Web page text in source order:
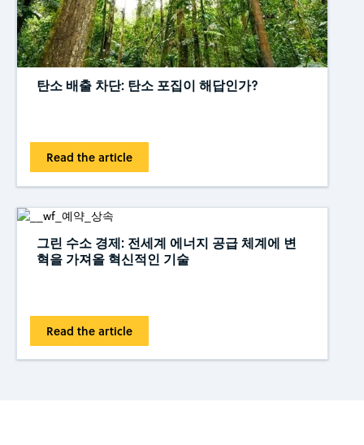
탄소 배출 차단: 탄소 포집이 해답인가?
Read the article
그린 수소 경제: 전세계 에너지 공급 체계에 변
혁을 가져올 혁신적인 기술
Read the article